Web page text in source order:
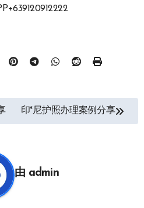
印*尼护照办理案例分享
由 admin